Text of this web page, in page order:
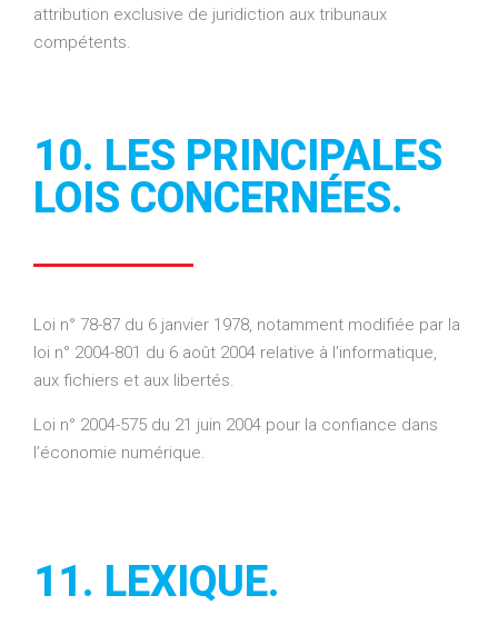
attribution exclusive de juridiction aux tribunaux
compétents.
10. LES PRINCIPALES
LOIS CONCERNÉES.
Loi n° 78-87 du 6 janvier 1978, notamment modifiée par la
loi n° 2004-801 du 6 août 2004 relative à l’informatique,
aux fichiers et aux libertés.
Loi n° 2004-575 du 21 juin 2004 pour la confiance dans
l’économie numérique.
11. LEXIQUE.